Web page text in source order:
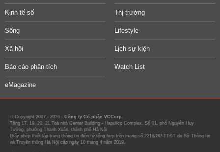
Kinh tế số Thị trường
Sống Lifestyle
Xã hội Lịch sự kiện
Báo cáo phân tích Watch List
eMagazine
© Copyright 2007 - 2026 - Công ty Cổ phần VCCorp.
Tầng 17, 19, 20, 21 Toà nhà Center Building - Hapulico Complex, Số 01, phố Nguyễn Huy
Tưởng, phường Thanh Xuân, thành phố Hà Nội
Giấy phép thiết lập trang thông tin điện tử tổng hợp trên mạng số 2216/GP-TTĐT do Sở Thông tin
và Truyền thông Hà Nội cấp ngày 10 tháng 4 năm 2019.